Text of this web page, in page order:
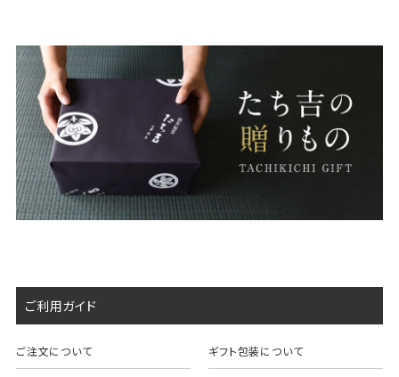
ご利用ガイド
ご注文について ギフト包装について